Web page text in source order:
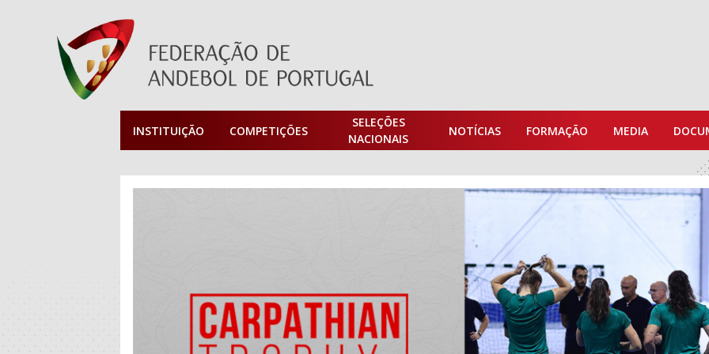
INSTITUIÇÃO COMPETIÇÕES
SELEÇÕES
NACIONAIS
NOTÍCIAS FORMAÇÃO MEDIA